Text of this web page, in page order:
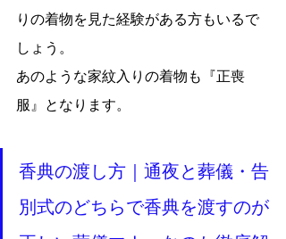
りの着物を見た経験がある方もいるで
しょう。
あのような家紋入りの着物も『正喪
服』となります。
香典の渡し方｜通夜と葬儀・告
別式のどちらで香典を渡すのが